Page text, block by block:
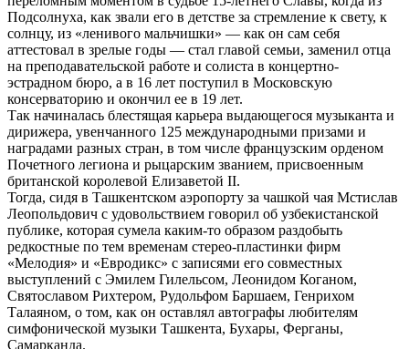
Подсолнуха, как звали его в детстве за стремление к свету, к
солнцу, из «ленивого мальчишки» — как он сам себя
аттестовал в зрелые годы — стал главой семьи, заменил отца
на преподавательской работе и солиста в концертно-
эстрадном бюро, а в 16 лет поступил в Московскую
консерваторию и окончил ее в 19 лет.
Так начиналась блестящая карьера выдающегося музыканта и
дирижера, увенчанного 125 международными призами и
наградами разных стран, в том числе французским орденом
Почетного легиона и рыцарским званием, присвоенным
британской королевой Елизаветой II.
Тогда, сидя в Ташкентском аэропорту за чашкой чая Мстислав
Леопольдович с удовольствием говорил об узбекистанской
публике, которая сумела каким-то образом раздобыть
редкостные по тем временам стерео-пластинки фирм
«Мелодия» и «Евродикс» с записями его совместных
выступлений с Эмилем Гилельсом, Леонидом Коганом,
Святославом Рихтером, Рудольфом Баршаем, Генрихом
Талаяном, о том, как он оставлял автографы любителям
симфонической музыки Ташкента, Бухары, Ферганы,
Самарканда.